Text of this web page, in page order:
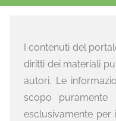
I contenuti del
diritti dei materiali
autori. Le
scopo puramente
esclusivamente per